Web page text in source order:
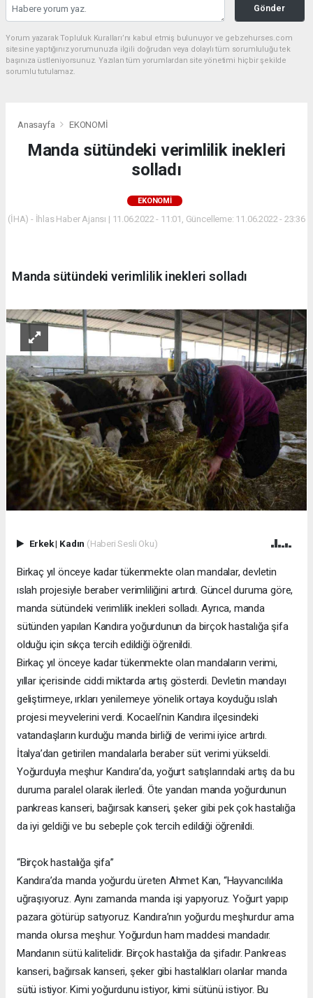
Gönder
Yorum yazarak Topluluk Kuralları’nı kabul etmiş bulunuyor ve gebzehurses.com
sitesine yaptığınız yorumunuzla ilgili doğrudan veya dolaylı tüm sorumluluğu tek
başınıza üstleniyorsunuz. Yazılan tüm yorumlardan site yönetimi hiçbir şekilde
sorumlu tutulamaz.
Anasayfa EKONOMİ
Manda sütündeki verimlilik inekleri
solladı
EKONOMİ
(İHA) - İhlas Haber Ajansı | 11.06.2022 - 11:01, Güncelleme: 11.06.2022 - 23:36
Manda sütündeki verimlilik inekleri solladı
Erkek| Kadın (Haberi Sesli Oku)
Birkaç yıl önceye kadar tükenmekte olan mandalar, devletin
ıslah projesiyle beraber verimliliğini artırdı. Güncel duruma göre,
manda sütündeki verimlilik inekleri solladı. Ayrıca, manda
sütünden yapılan Kandıra yoğurdunun da birçok hastalığa şifa
olduğu için sıkça tercih edildiği öğrenildi.
Birkaç yıl önceye kadar tükenmekte olan mandaların verimi,
yıllar içerisinde ciddi miktarda artış gösterdi. Devletin mandayı
geliştirmeye, ırkları yenilemeye yönelik ortaya koyduğu ıslah
projesi meyvelerini verdi. Kocaeli’nin Kandıra ilçesindeki
vatandaşların kurduğu manda birliği de verimi iyice artırdı.
İtalya’dan getirilen mandalarla beraber süt verimi yükseldi.
Yoğurduyla meşhur Kandıra’da, yoğurt satışlarındaki artış da bu
duruma paralel olarak ilerledi. Öte yandan manda yoğurdunun
pankreas kanseri, bağırsak kanseri, şeker gibi pek çok hastalığa
da iyi geldiği ve bu sebeple çok tercih edildiği öğrenildi.
“Birçok hastalığa şifa”
Kandıra’da manda yoğurdu üreten Ahmet Kan, “Hayvancılıkla
uğraşıyoruz. Aynı zamanda manda işi yapıyoruz. Yoğurt yapıp
pazara götürüp satıyoruz. Kandıra’nın yoğurdu meşhurdur ama
manda olursa meşhur. Yoğurdun ham maddesi mandadır.
Mandanın sütü kalitelidir. Birçok hastalığa da şifadır. Pankreas
kanseri, bağırsak kanseri, şeker gibi hastalıkları olanlar manda
sütü istiyor. Kimi yoğurdunu istiyor, kimi sütünü istiyor. Bu